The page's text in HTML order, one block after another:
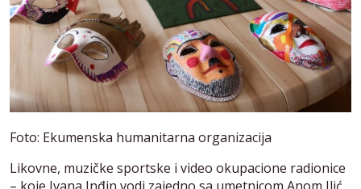
Foto: Ekumenska humanitarna organizacija
Likovne, muzičke sportske i video okupacione radionice